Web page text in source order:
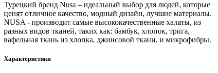
Турецкий бренд Nusa – идеальный выбор для людей, которые
ценят отличное качество, модный дизайн, лучшие материалы.
NUSA - производит самые высококачественные халаты, из
разных видов тканей, таких как: бамбук, хлопок, трига,
вафельная ткань из хлопка, джинсовой ткани, и микрофибры.
Характеристики